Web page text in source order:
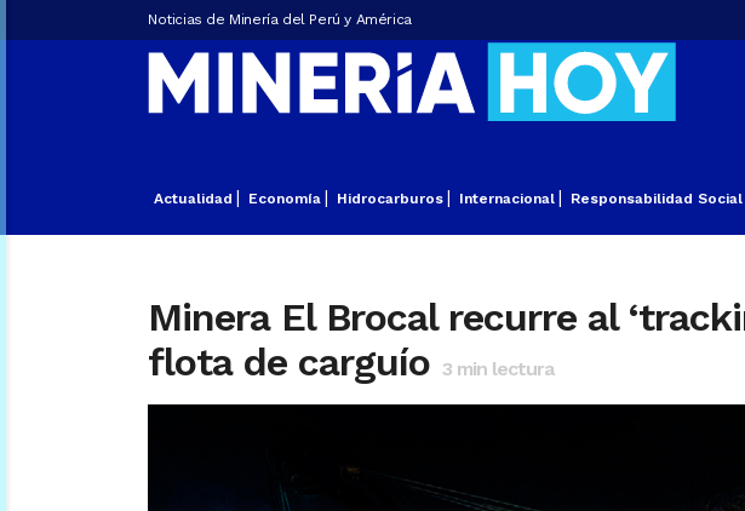
Noticias de Minería del Perú y América
Actualidad Economía Hidrocarburos Internacional Responsabilidad Social
Minera El Brocal recurre al
flota de carguío 3 min lectura